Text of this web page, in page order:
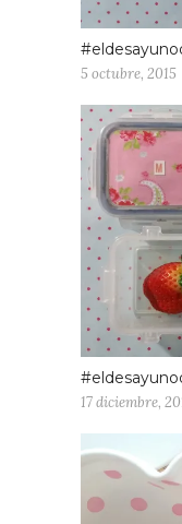
5 octubre, 2015
17 diciembre,